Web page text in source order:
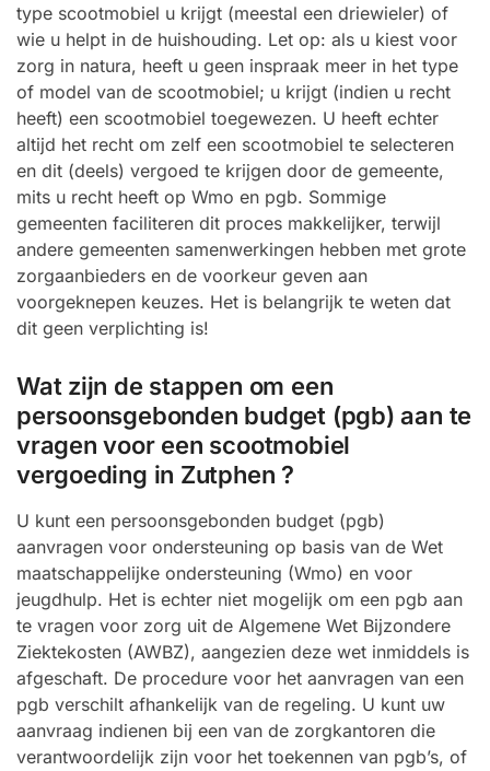
type scootmobiel u krijgt (meestal een driewieler) of
wie u helpt in de huishouding. Let op: als u kiest voor
zorg in natura, heeft u geen inspraak meer in het type
of model van de scootmobiel; u krijgt (indien u recht
heeft) een scootmobiel toegewezen. U heeft echter
altijd het recht om zelf een scootmobiel te selecteren
en dit (deels) vergoed te krijgen door de gemeente,
mits u recht heeft op Wmo en pgb. Sommige
gemeenten faciliteren dit proces makkelijker, terwijl
andere gemeenten samenwerkingen hebben met grote
zorgaanbieders en de voorkeur geven aan
voorgeknepen keuzes. Het is belangrijk te weten dat
dit geen verplichting is!
Wat zijn de stappen om een
persoonsgebonden budget (pgb) aan te
vragen voor een scootmobiel
vergoeding in Zutphen ?
U kunt een persoonsgebonden budget (pgb)
aanvragen voor ondersteuning op basis van de Wet
maatschappelijke ondersteuning (Wmo) en voor
jeugdhulp. Het is echter niet mogelijk om een pgb aan
te vragen voor zorg uit de Algemene Wet Bijzondere
Ziektekosten (AWBZ), aangezien deze wet inmiddels is
afgeschaft. De procedure voor het aanvragen van een
pgb verschilt afhankelijk van de regeling. U kunt uw
aanvraag indienen bij een van de zorgkantoren die
verantwoordelijk zijn voor het toekennen van pgb’s, of